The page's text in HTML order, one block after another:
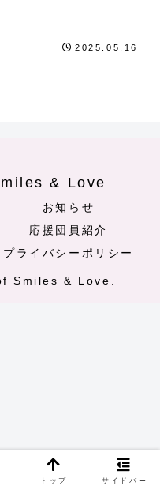
2025.05.16
& Love
お知らせ
応援団員紹介
プライバシーポリシー
Smiles & Love.
トップ サイドバー